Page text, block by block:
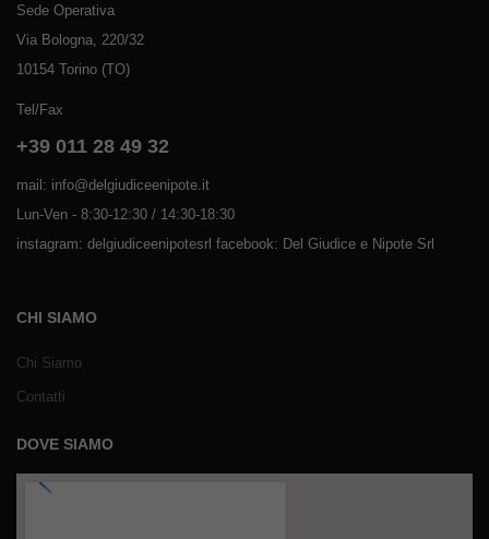
Sede Operativa
Via Bologna, 220/32
10154 Torino (TO)
Tel/Fax
+39 011 28 49 32
mail: info@delgiudiceenipote.it
Lun-Ven - 8:30-12:30 / 14:30-18:30
instagram: delgiudiceenipotesrl facebook: Del Giudice e Nipote Srl
CHI SIAMO
Chi Siamo
Contatti
DOVE SIAMO